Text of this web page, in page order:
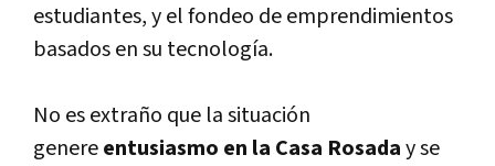
estudiantes, y el fondeo de emprendimientos
basados en su tecnologí­a.
No es extraño que la situación
genereentusiasmo en la Casa Rosaday se